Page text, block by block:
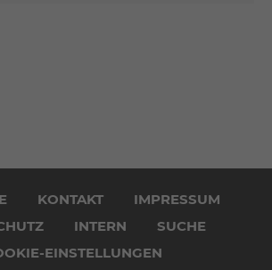
KONTAKT
IMPRESSUM
INTERN
SUCHE
EINSTELLUNGEN